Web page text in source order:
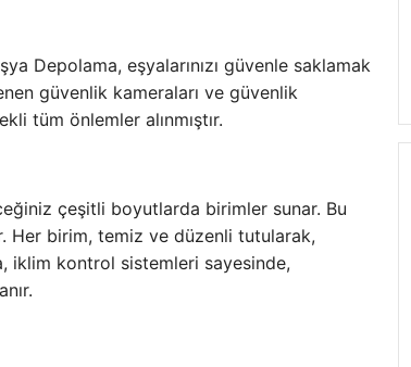
Depolama, eşyalarınızı güvenle saklamak
güvenlik kameraları ve güvenlik
tüm önlemler alınmıştır.
çeşitli boyutlarda birimler sunar. Bu
Her birim, temiz ve düzenli tutularak,
iklim kontrol sistemleri sayesinde,